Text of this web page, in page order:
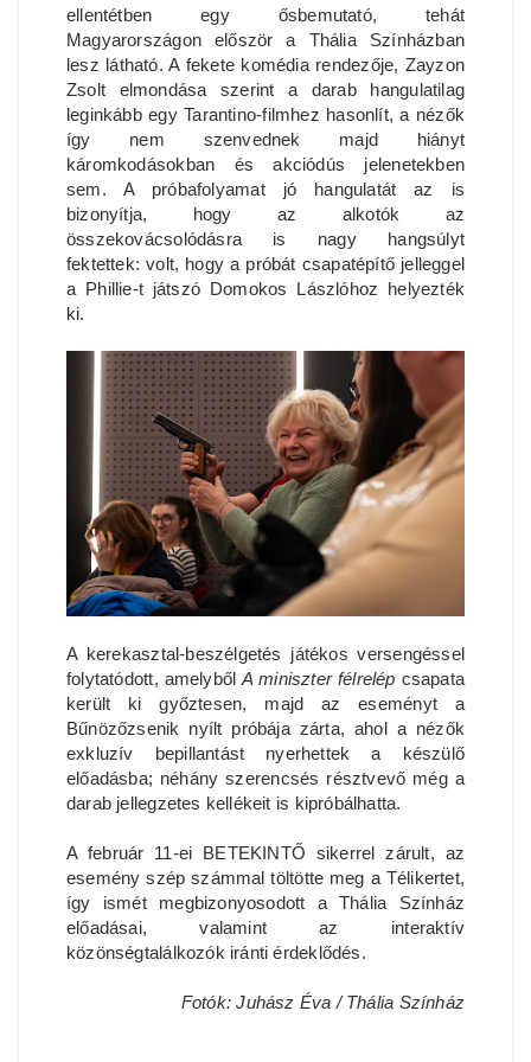
ellentétben egy ősbemutató, tehát
Magyarországon először a Thália Színházban
lesz látható. A fekete komédia rendezője, Zayzon
Zsolt elmondása szerint a darab hangulatilag
leginkább egy Tarantino-filmhez hasonlít, a nézők
így nem szenvednek majd hiányt
káromkodásokban és akciódús jelenetekben
sem. A próbafolyamat jó hangulatát az is
bizonyítja, hogy az alkotók az
összekovácsolódásra is nagy hangsúlyt
fektettek: volt, hogy a próbát csapatépítő jelleggel
a Phillie-t játszó Domokos Lászlóhoz helyezték
ki.
A kerekasztal-beszélgetés játékos versengéssel
folytatódott, amelybőlA miniszter félrelép csapata
került ki győztesen, majd az eseményt a
Bűnözőzsenik nyílt próbája zárta, ahol a nézők
exkluzív bepillantást nyerhettek a készülő
előadásba; néhány szerencsés résztvevő még a
darab jellegzetes kellékeit is kipróbálhatta.
A február 11-ei BETEKINTŐ sikerrel zárult, az
esemény szép számmal töltötte meg a Télikertet,
így ismét megbizonyosodott a Thália Színház
előadásai, valamint az interaktív
közönségtalálkozók iránti érdeklődés.
Fotók: Juhász Éva / Thália Színház